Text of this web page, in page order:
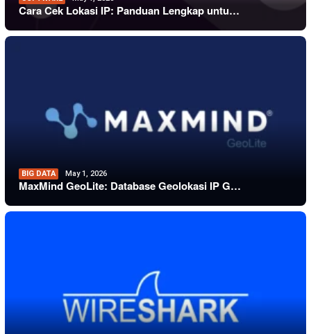
Cara Cek Lokasi IP: Panduan Lengkap untu…
BIG DATA May 1, 2026
MaxMind GeoLite: Database Geolokasi IP G…